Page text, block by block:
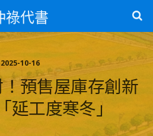
祿代書
2025-10-16
預售屋庫存創新
工度寒冬」